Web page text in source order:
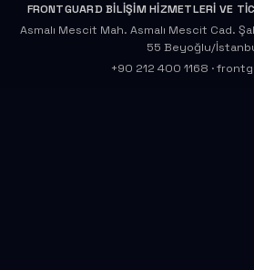
FRONTGUARD BİLİŞİM HİZMETLERİ VE
Asmalı Mescit Mah. Asmalı Mescit Cad.
55 Beyoğlu/
+90 212 400 1168 ·